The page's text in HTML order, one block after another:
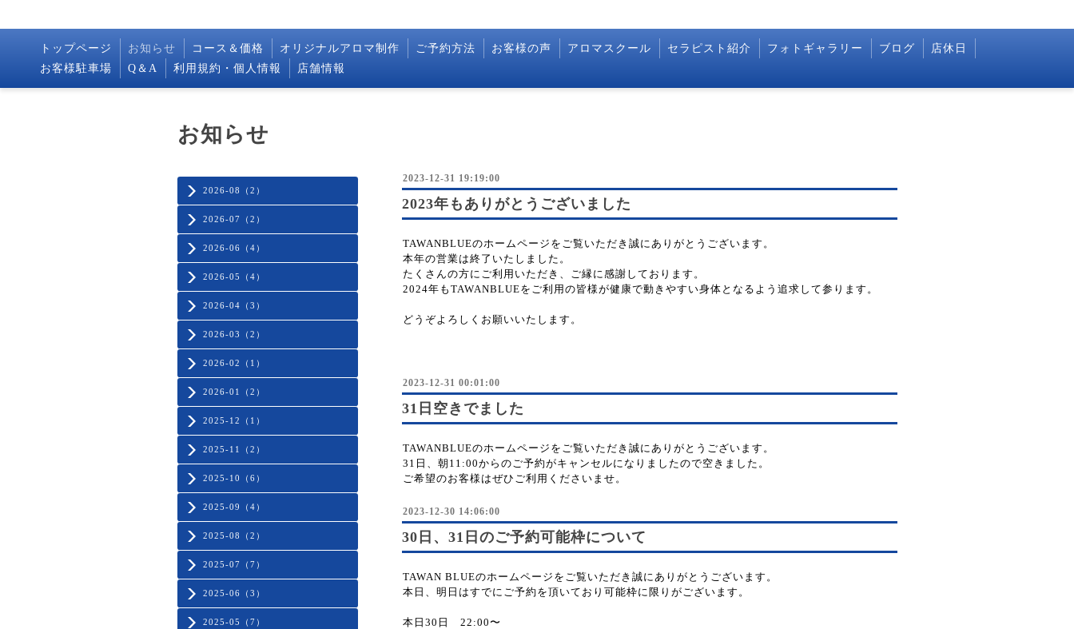
トップページ お知らせ コース＆価格 オリジナルアロマ制作 ご予約方法 お客様の声 アロマスクール セラピスト紹介 フォトギャラリー ブログ
店休日
お客様駐車場
Q＆A 利用規約・個人情報 店舗情報
2026-08（2）
2026-07（2）
2026-06（4）
2026-05（4）
2026-04（3）
2026-03（2）
2026-02（1）
2026-01（2）
2025-12（1）
2025-11（2）
2025-10（6）
2025-09（4）
2025-08（2）
2025-07（7）
2025-06（3）
2025-05（7）
お知らせ
2023-12-31 19:19:00
2023年もありがとうございました
TAWANBLUEのホームページをご覧いただき誠にありがとうございます。
本年の営業は終了いたしました。
たくさんの方にご利用いただき、ご縁に感謝しております。
2024年もTAWANBLUEをご利用の皆様が健康で動きやすい身体となるよう追求して参ります。
どうぞよろしくお願いいたします。
2023-12-31 00:01:00
31日空きでました
TAWANBLUEのホームページをご覧いただき誠にありがとうございます。
31日、朝11:00からのご予約がキャンセルになりましたので空きました。
ご希望のお客様はぜひご利用くださいませ。
2023-12-30 14:06:00
30日、31日のご予約可能枠について
TAWAN BLUEのホームページをご覧いただき誠にありがとうございます。
本日、明日はすでにご予約を頂いており可能枠に限りがございます。
本日30日 22:00〜